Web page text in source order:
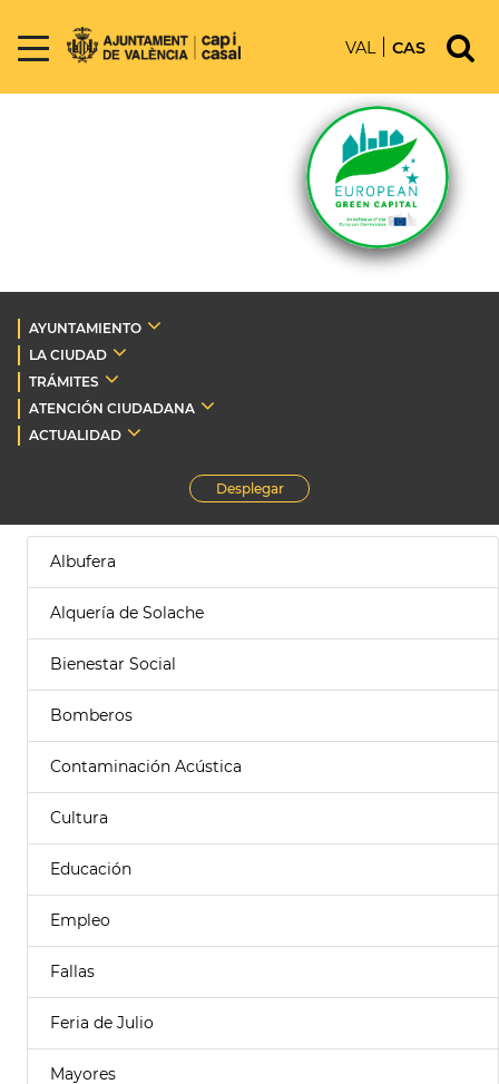
VAL CAS
AYUNTAMIENTO
LA CIUDAD
TRÁMITES
ATENCIÓN CIUDADANA
ACTUALIDAD
Desplegar
Albufera
Alquería de Solache
Bienestar Social
Bomberos
Contaminación Acústica
Cultura
Educación
Empleo
Fallas
Feria de Julio
Mayores